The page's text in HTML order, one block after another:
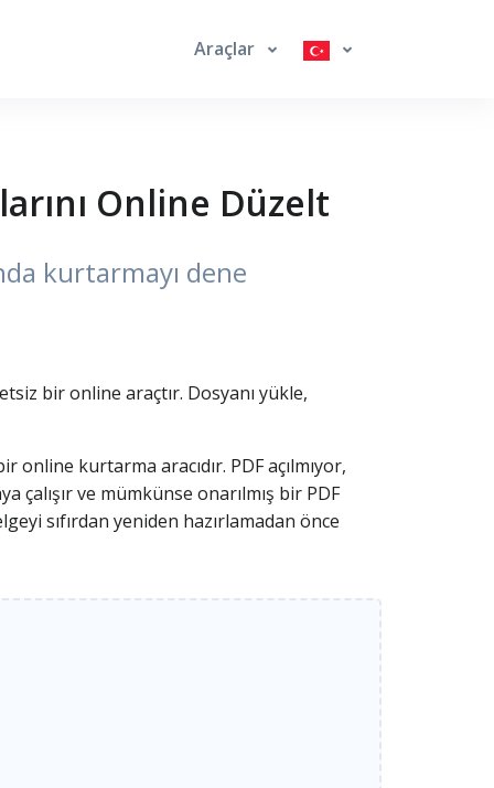
Araçlar
Online Düzelt
kurtarmayı dene
bir online araçtır. Dosyanı yükle,
kurtarma aracıdır. PDF açılmıyor,
ve mümkünse onarılmış bir PDF
sıfırdan yeniden hazırlamadan önce